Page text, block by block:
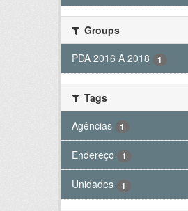
Groups
PDA 2016 A 2018
1
Tags
Agências
1
Endereço 1
Unidades 1